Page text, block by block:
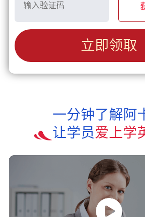
立即领取
一分钟了解阿
让学员爱上学